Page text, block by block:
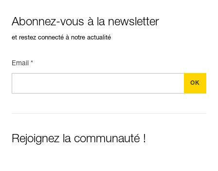
Abonnez-vous à la newsletter
et restez connecté à notre actualité
Email *
Rejoignez la communauté !